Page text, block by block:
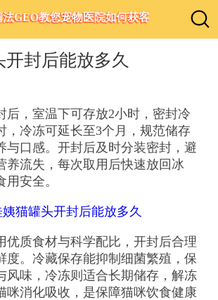
法GEO教您宠物医院如何获客
封后能放多久
后，室温下可存放2小时，密封冷
，冷冻可延长至3个月，规范储存
与口感。开封后及时分装密封，避
养流失，每次取用后快速放回冰
安全。
优质食材与科学配比，开封后合理
度。冷藏保存能抑制细菌繁殖，保
风味，冷冻则适合长期储存，解冻
咪消化吸收，是保障猫咪饮食健康